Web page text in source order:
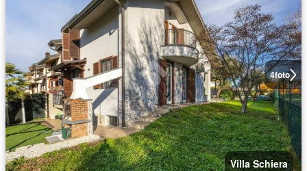
4foto
Villa Schiera